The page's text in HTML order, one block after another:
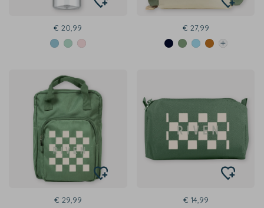
€ 20,99 € 27,99
€ 29,99 € 14,99